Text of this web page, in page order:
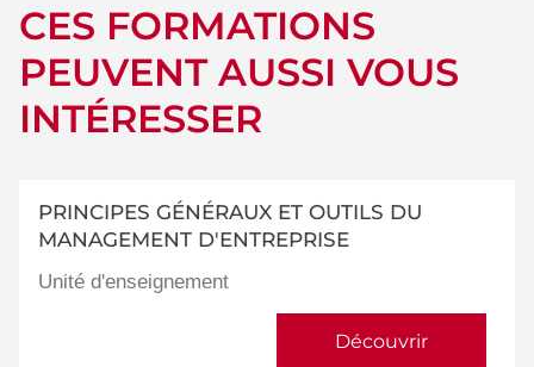
CES FORMATIONS
PEUVENT AUSSI VOUS
INTÉRESSER
PRINCIPES GÉNÉRAUX ET OUTILS DU
MANAGEMENT D'ENTREPRISE
Unité d'enseignement
Découvrir